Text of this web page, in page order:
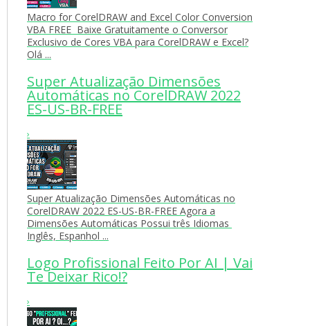
Macro for CorelDRAW and Excel Color Conversion
VBA FREE Baixe Gratuitamente o Conversor
Exclusivo de Cores VBA para CorelDRAW e Excel?
Olá ...
Super Atualização Dimensões
Automáticas no CorelDRAW 2022
ES-US-BR-FREE
›
Super Atualização Dimensões Automáticas no
CorelDRAW 2022 ES-US-BR-FREE Agora a
Dimensões Automáticas Possui três Idiomas
Inglês, Espanhol ...
Logo Profissional Feito Por AI | Vai
Te Deixar Rico!?
›